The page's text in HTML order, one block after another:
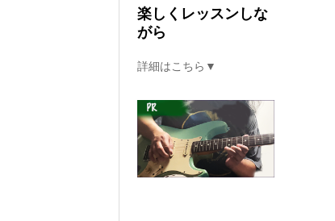
楽しくレッスンしな
がら
詳細はこちら▼